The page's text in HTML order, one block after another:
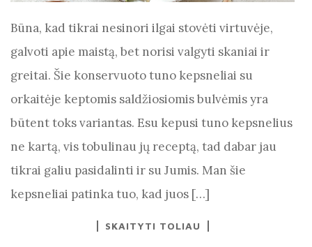
Būna, kad tikrai nesinori ilgai stovėti virtuvėje,
galvoti apie maistą, bet norisi valgyti skaniai ir
greitai. Šie konservuoto tuno kepsneliai su
orkaitėje keptomis saldžiosiomis bulvėmis yra
būtent toks variantas. Esu kepusi tuno kepsnelius
ne kartą, vis tobulinau jų receptą, tad dabar jau
tikrai galiu pasidalinti ir su Jumis. Man šie
kepsneliai patinka tuo, kad juos […]
SKAITYTI TOLIAU